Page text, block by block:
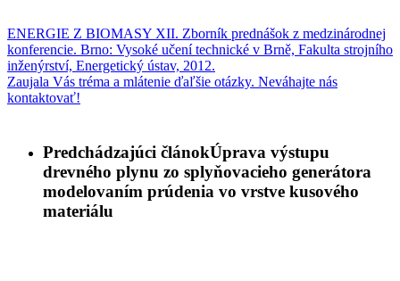
ENERGIE Z BIOMASY XІІ. Zborník prednášok z medzinárodnej
konferencie. Brno: Vysoké učení technické v Brně, Fakulta strojního
inženýrství, Energetický ústav, 2012.
Zaujala Vás tréma a mlátenie ďaľšie otázky. Neváhajte nás
kontaktovať!
Predchádzajúci článokÚprava výstupu
drevného plynu zo splyňovacieho generátora
modelovaním prúdenia vo vrstve kusového
materiálu